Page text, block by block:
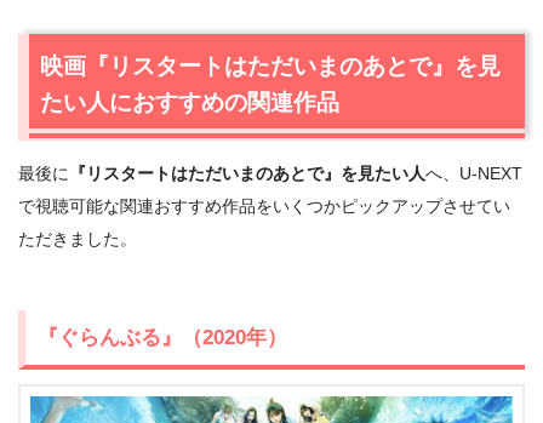
今すぐ無料でU-NEXTで見る
映画『リスタートはただいまのあとで』を見
たい人におすすめの関連作品
最後に 『リスタートはただいまのあとで』を見たい人へ、U-NEXT
で視聴可能な関連おすすめ作品をいくつかピックアップさせてい
ただきました。
『ぐらんぶる』（2020年）